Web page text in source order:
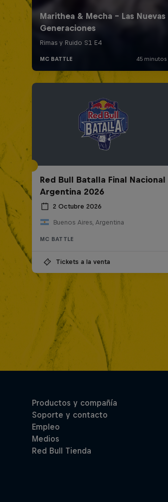
Red Bull Batalla Final Nacional
Argentina 2026
2 Octubre 2026
Buenos Aires, Argentina
MC BATTLE
Tickets a la venta